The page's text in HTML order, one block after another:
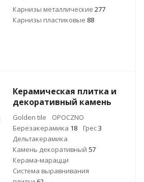
Карнизы металлические 277
Карнизы пластиковые 88
Керамическая плитка и
декоративный камень
Golden tile
OPOCZNO
Березакерамика 18 Грес3
Дельтакерамика
Камень декоративный 57
Керама-марацци
Система выравнивания